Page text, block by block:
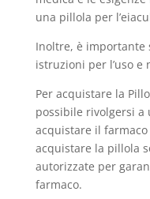
una pillola per
Inoltre, è importante
istruzioni per l’uso
Per acquistare la
possibile rivolgersi a
acquistare il
acquistare la pillola
autorizzate per
farmaco.